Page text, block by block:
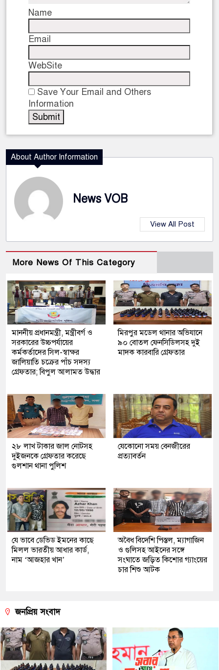
Name
Email
WebSite
Save Your Email and Others
Information
About Author Information
News VOB
View All Post
More News Of This Category
মাননীয় প্রধানমন্ত্রী, মন্ত্রীবর্গ ও
সরকারের উচ্চপর্যায়ের
কর্মকর্তাদের সিল-স্বাক্ষর
জালিয়াতি চক্রের পাঁচ সদস্য
গ্রেফতার; বিপুল আলামত উদ্ধার
মিরপুর মডেল থানার অভিযানে
৯০ বোতল ফেনসিডিলসহ দুই
মাদক কারবারি গ্রেফতার
২৮ লাখ টাকার জাল নোটসহ
দুইজনকে গ্রেফতার করেছে
গুলশান থানা পুলিশ
যেকোনো সময় বেনজীরের
প্রত্যাবর্তন
যে ভাবে ডেভিড ইমনের কাছে
মিলল ভারতীয় আধার কার্ড,
নাম ‘আজহার খান’
অবৈধ বিদেশি পিস্তল, ম্যাগাজিন
ও গুলিসহ আইনের সঙ্গে
সংঘাতে জড়িত কিশোর গ্যাংয়ের
চার শিশু আটক
জনপ্রিয় সংবাদ